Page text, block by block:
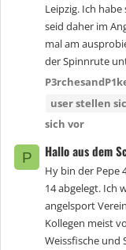
Leipzig. Ich
seid daher im
mal am
der Spinnrute
userstellen
sich vor
P Hallo aus dem
Hy bin der Pepe
14 abgelegt. Ich
angelsport
Kollegen meist
Weissfische und